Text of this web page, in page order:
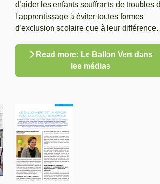
d’aider les enfants souffrants de troubles
l’apprentissage à éviter toutes formes
d’exclusion scolaire due à leur différence.
Read more: Le Ballon Vert dans
les médias